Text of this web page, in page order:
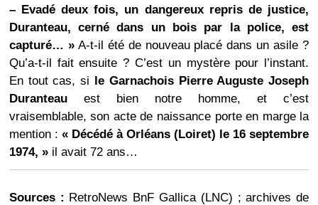
– Evadé deux fois, un dangereux repris de justice,
Duranteau, cerné dans un bois par la police, est
capturé… »A-t-il été de nouveau placé dans un asile ?
Qu’a-t-il fait ensuite ? C’est un mystère pour l’instant.
En tout cas, si
le Garnachois Pierre Auguste Joseph
Duranteauest bien notre homme, et c’est
vraisemblable, son acte de naissance porte en marge la
mention : « Décédé à Orléans (Loiret) le 16 septembre
1974, »il avait 72 ans…
Sources : RetroNews BnF Gallica (LNC) ; archives de